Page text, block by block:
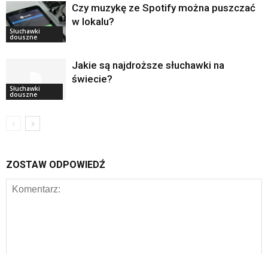
Słuchawki
douszne
Czy muzykę ze Spotify można puszczać
w lokalu?
Słuchawki
douszne
Jakie są najdroższe słuchawki na
świecie?
ZOSTAW ODPOWIEDŹ